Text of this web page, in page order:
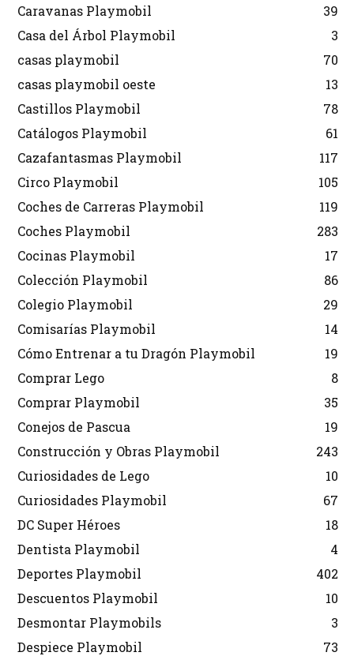
Caravanas Playmobil
39
Casa del Árbol Playmobil
3
casas playmobil
70
casas playmobil oeste
13
Castillos Playmobil
78
Catálogos Playmobil
61
Cazafantasmas Playmobil
117
Circo Playmobil
105
Coches de Carreras Playmobil
119
Coches Playmobil
283
Cocinas Playmobil
17
Colección Playmobil
86
Colegio Playmobil
29
Comisarías Playmobil
14
Cómo Entrenar a tu Dragón Playmobil
19
Comprar Lego
8
Comprar Playmobil
35
Conejos de Pascua
19
Construcción y Obras Playmobil
243
Curiosidades de Lego
10
Curiosidades Playmobil
67
DC Super Héroes
18
Dentista Playmobil
4
Deportes Playmobil
402
Descuentos Playmobil
10
Desmontar Playmobils
3
Despiece Playmobil
73